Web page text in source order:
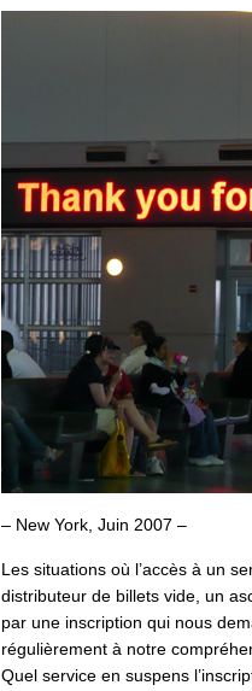
– New York, Juin 2007 –
Les situations où l’accès à un
distributeur de billets vide, un
par une inscription qui nous
régulièrement à notre
Quel service en suspens